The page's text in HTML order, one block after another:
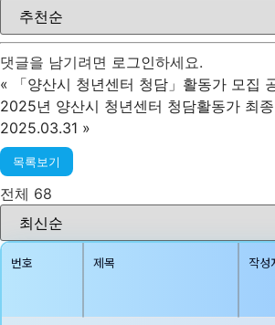
댓글을 남기려면 로그인하세요.
«
「양산시 청년센터 청담」활동가 모집
2025년 양산시 청년센터 청담활동가 최
2025.03.31 »
목록보기
전체 68
번호 제목 작성